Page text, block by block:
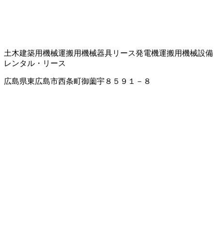
土木建築用機械運搬用機械器具リース発電機運搬用機械設備
レンタル・リース
広島県東広島市西条町御薗宇８５９１－８